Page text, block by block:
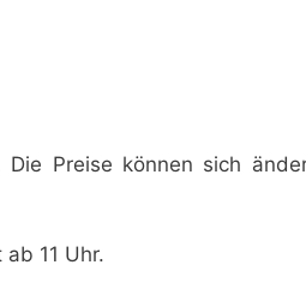
Die Preise können sich
ab 11 Uhr.